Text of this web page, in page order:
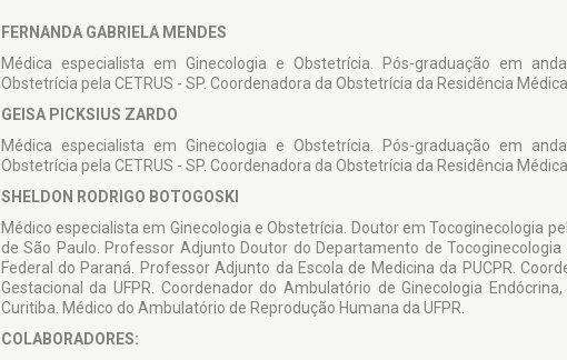
FERNANDA GABRIELA MENDES
Médica especialista em Gi­necologia e Obstetrícia. Pós-graduação em
Obstetrícia pela CETRUS - SP. Coordenadora da Obstetrícia da Residên­cia
GEISA PICKSIUS ZARDO
Médica especialista em Gi­necologia e Obstetrícia. Pós-graduação em
Obstetrícia pela CETRUS - SP. Coordenadora da Obstetrícia da Residên­cia
SHELDON RODRIGO BOTOGOSKI
Médico especialista em Ginecologia e Obstetrícia. Doutor em Tocoginecologia
de São Paulo. Professor Adjun­to Doutor do Departamen­to de
Federal do Paraná. Professor Adjunto da Escola de Medicina da PUCPR.
Gestacional da UFPR. Coordenador do Am­bulatório de Ginecologia
Curitiba. Médico do Am­bulatório de Reprodução Humana da UFPR.
COLABORADORES: